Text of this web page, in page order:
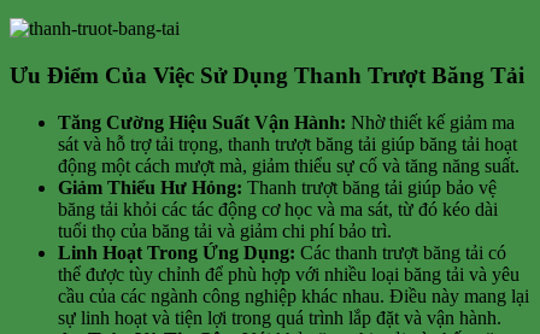
Ưu Điểm Của Việc Sử Dụng Thanh Trượt Băng Tải
Tăng Cường Hiệu Suất Vận Hành: Nhờ thiết kế giảm ma
sát và hỗ trợ tải trọng, thanh trượt băng tải giúp băng tải hoạt
động một cách mượt mà, giảm thiểu sự cố và tăng năng suất.
Giảm Thiểu Hư Hỏng: Thanh trượt băng tải giúp bảo vệ
băng tải khỏi các tác động cơ học và ma sát, từ đó kéo dài
tuổi thọ của băng tải và giảm chi phí bảo trì.
Linh Hoạt Trong Ứng Dụng: Các thanh trượt băng tải có
thể được tùy chỉnh để phù hợp với nhiều loại băng tải và yêu
cầu của các ngành công nghiệp khác nhau. Điều này mang lại
sự linh hoạt và tiện lợi trong quá trình lắp đặt và vận hành.